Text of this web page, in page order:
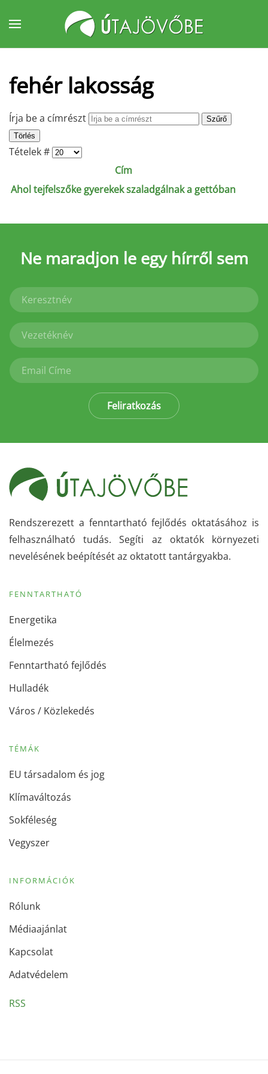
Fő tartalom átugrása
fehér lakosság
Írja be a címrészt
Szűrő
Törlés
Tételek #
Cím
Ahol tejfelszőke gyerekek szaladgálnak a gettóban
Ne maradjon le egy hírről sem
Feliratkozás
Rendszerezett a fenntartható fejlődés oktatásához is
felhasználható tudás. Segíti az oktatók környezeti
nevelésének beépítését az oktatott tantárgyakba.
FENNTARTHATÓ
Energetika
Élelmezés
Fenntartható fejlődés
Hulladék
Város / Közlekedés
TÉMÁK
EU társadalom és jog
Klímaváltozás
Sokféleség
Vegyszer
INFORMÁCIÓK
Rólunk
Médiaajánlat
Kapcsolat
Adatvédelem
RSS